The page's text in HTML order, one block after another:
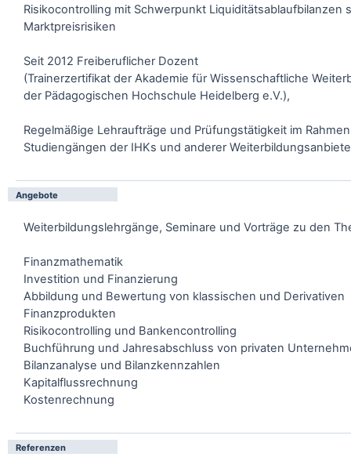
Risikocontrolling mit Schwerpunkt Liquiditätsablaufbilanzen
Marktpreisrisiken
Seit 2012 Freiberuflicher Dozent
(Trainerzertifikat der Akademie für Wissenschaftliche
der Pädagogischen Hochschule Heidelberg e.V.),
Regelmäßige Lehraufträge und Prüfungstätigkeit im
Studiengängen der IHKs und anderer
Angebote
Weiterbildungslehrgänge, Seminare und Vorträge zu den
Finanzmathematik
Investition und Finanzierung
Abbildung und Bewertung von klassischen und Derivativen
Finanzprodukten
Risikocontrolling und Bankencontrolling
Buchführung und Jahresabschluss von privaten
Bilanzanalyse und Bilanzkennzahlen
Kapitalflussrechnung
Kostenrechnung
Referenzen